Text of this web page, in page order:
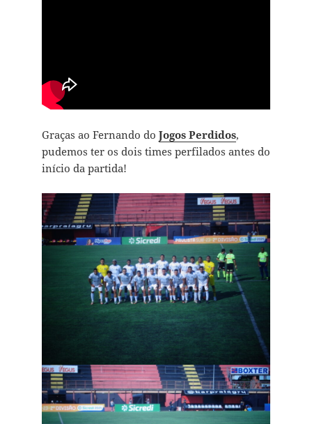
Graças ao Fernando do Jogos Perdidos,
pudemos ter os dois times perfilados antes do
início da partida!